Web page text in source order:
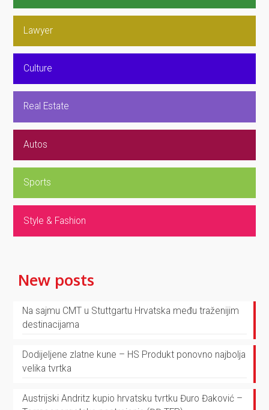
Lawyer
Culture
Real Estate
Autos
Sports
Style & Fashion
New posts
Na sajmu CMT u Stuttgartu Hrvatska među traženijim
destinacijama
Dodijeljene zlatne kune – HS Produkt ponovno najbolja
velika tvrtka
Austrijski Andritz kupio hrvatsku tvrtku Đuro Đaković –